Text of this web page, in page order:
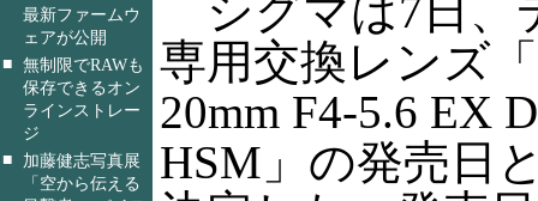
最新ファームウ
ェアが公開
■ 無制限でRAWも
保存できるオン
ラインストレー
ジ
■
加藤健志写真展
「空から伝える
シグマは7日、
専用交換レンズ
20mm F4-5.6 EX
HSM」の発売日